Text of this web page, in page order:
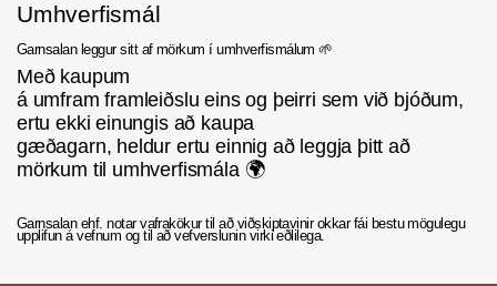
bjóðum, ertu ekki einungis að kaupa
gæðagarn. Þú ert einnig að leggja þitt að
mörkum til umhverfismála.
Umhverfismál
Garnsalan leggur sitt af mörkum í umhverfismálum 🌱
Með kaupum
á umfram framleiðslu eins og þeirri sem við bjóðum,
ertu ekki einungis að kaupa
gæðagarn, heldur ertu einnig að leggja þitt að
mörkum til umhverfismála 🌍
Garnsalan ehf. notar vafrakökur til að viðskiptavinir okkar fái bestu mögulegu
upplifun á vefnum og til að vefverslunin virki eðlilega.